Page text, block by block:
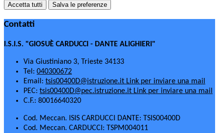
Accetta tutti Salva le preferenze
Contatti
I.S.I.S. "GIOSUÈ CARDUCCI - DANTE ALIGHIERI"
Via Giustiniano 3, Trieste 34133
Tel: 040300672
Email: tsis00400D@istruzione.it Link per inviare una mail
PEC: tsis00400D@pec.istruzione.it Link per inviare una mail
C.F.: 80016640320
Cod. Meccan. ISIS CARDUCCI DANTE: TSIS00400D
Cod. Meccan. CARDUCCI: TSPM004011